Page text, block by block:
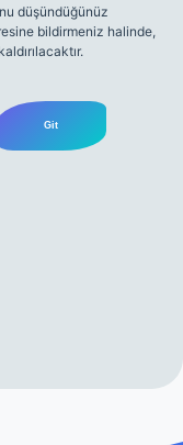
düşündüğünüz
bildirmeniz halinde,